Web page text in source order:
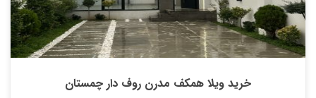
خرید ویلا همکف مدرن روف دار چمستان